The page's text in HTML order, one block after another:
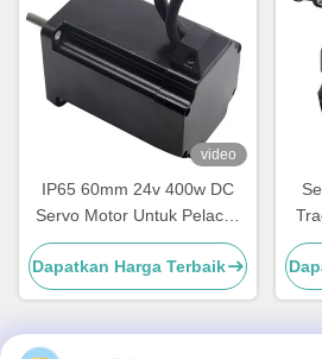
video
IP65 60mm 24v 400w DC
Servo Motor Untuk Pelacak
Surya
Dapatkan Harga Terbaik